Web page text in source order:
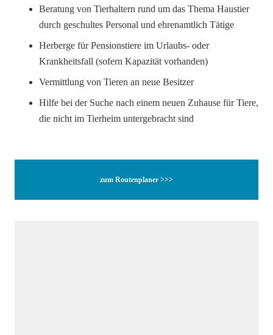
Beratung von Tierhaltern rund um das Thema Haustier
durch geschultes Personal und ehrenamtlich Tätige
Herberge für Pensionstiere im Urlaubs- oder
Krankheitsfall (sofern Kapazität vorhanden)
Vermittlung von Tieren an neue Besitzer
Hilfe bei der Suche nach einem neuen Zuhause für Tiere,
die nicht im Tierheim untergebracht sind
zum Routenplaner >>>